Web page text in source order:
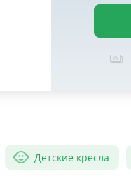
Детские кресла